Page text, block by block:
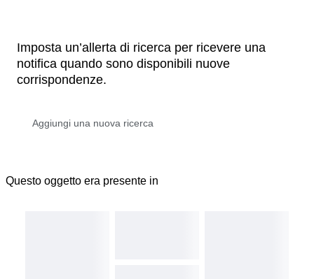
Imposta un’allerta di ricerca per ricevere una
notifica quando sono disponibili nuove
corrispondenze.
Questo oggetto era presente in